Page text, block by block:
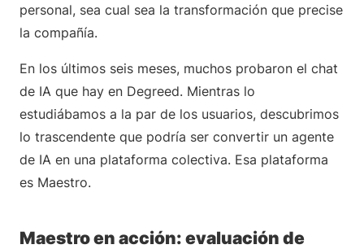
personal, sea cual sea la transformación que precise
la compañía.
En los últimos seis meses, muchos probaron el chat
de IA que hay en Degreed. Mientras lo
estudiábamos a la par de los usuarios, descubrimos
lo trascendente que podría ser convertir un agente
de IA en una plataforma colectiva. Esa plataforma
es Maestro.
Maestro en acción: evaluación de